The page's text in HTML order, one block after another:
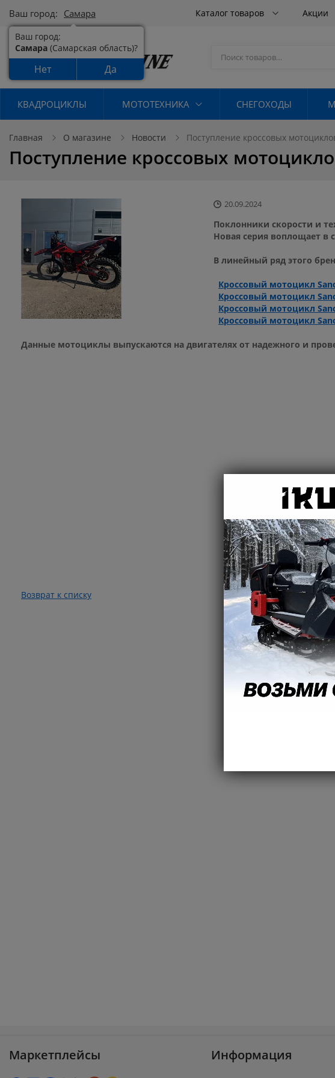
Ваш город: Самара
Ваш город:
Самара (Самарская область)?
Нет Да
Каталог товаров Акции
КВАДРОЦИКЛЫ МОТОТЕХНИКА СНЕГОХОДЫ
Главная О магазине Новости Поступление кроссовых
Поступление кроссовых
20.09.2024
Поклонники скорости и
Новая серия воплощает в
В линейный ряд этого
Кроссовый мотоцикл
Кроссовый мотоцикл
Кроссовый мотоцикл
Кроссовый мотоцикл
Данные мотоциклы выпускаются на двигателях от надежного и
Возврат к списку
Маркетплейсы Информация